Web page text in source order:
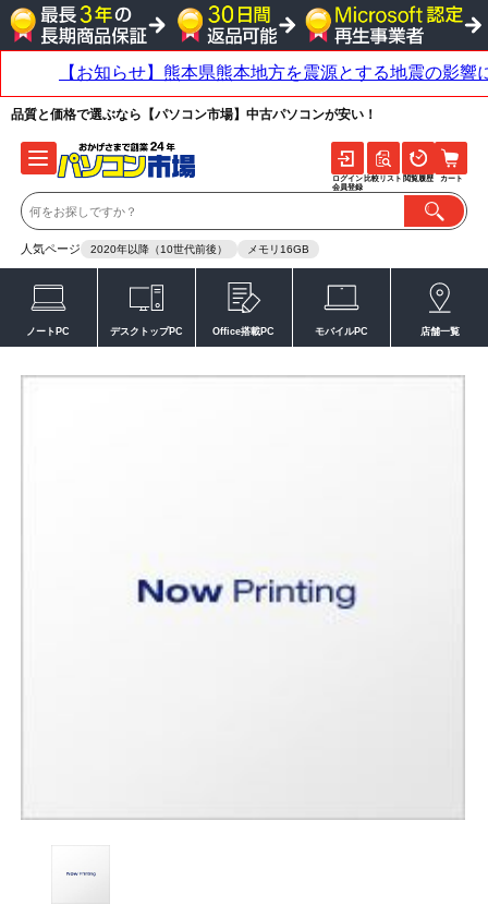
品質と価格で選ぶなら【パソコン市場】中古パソコンが安い！
人気ページ 2020年以降（10世代前後） メモリ16GB
ログイン
会員登録
比較リスト 閲覧履歴 カート
ノートPC デスクトップPC Office搭載PC モバイルPC 店舗一覧